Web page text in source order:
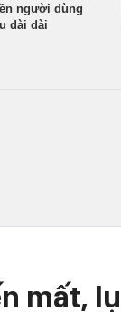
người dùng
dài dài
mất,